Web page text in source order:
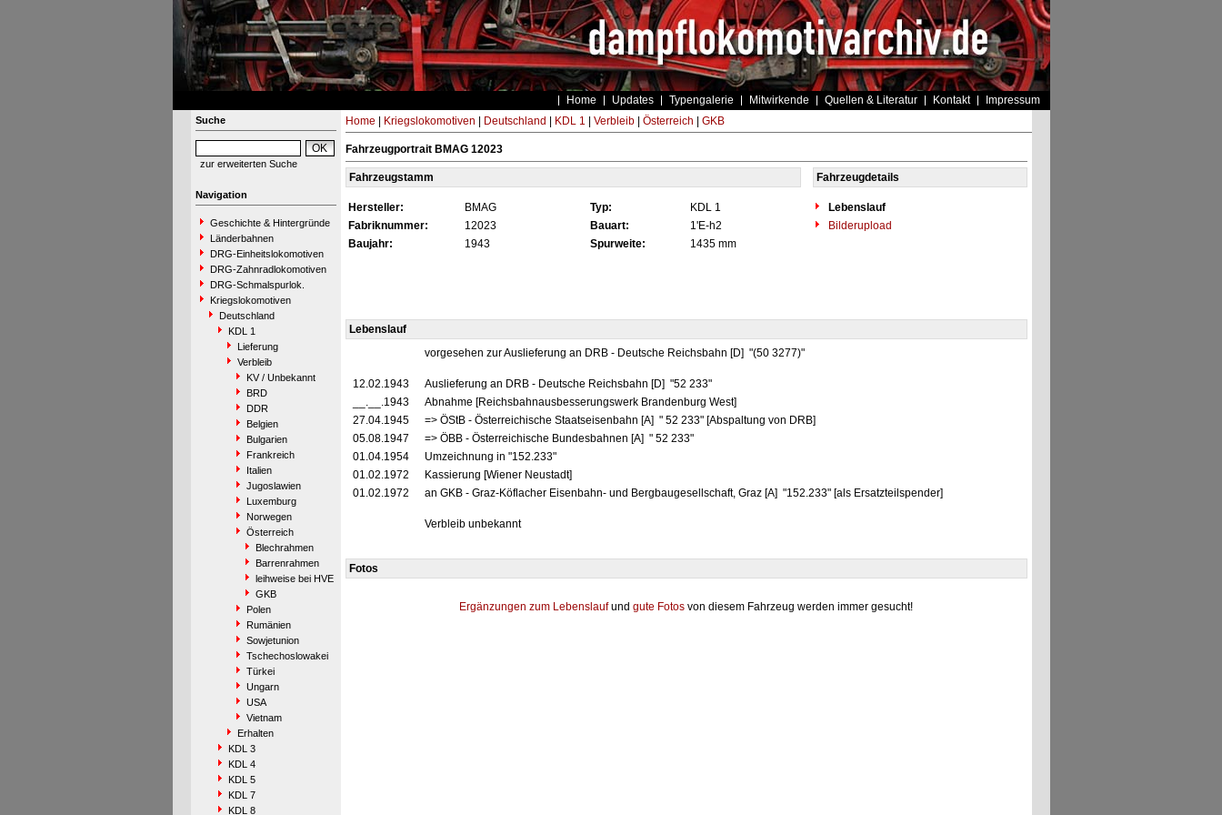
Home Updates Typengalerie Mitwirkende Quellen & Literatur Kontakt Impressum
Suche
zur erweiterten Suche
Navigation
Geschichte & Hintergründe
Länderbahnen
DRG-Einheitslokomotiven
DRG-Zahnradlokomotiven
DRG-Schmalspurlok.
Kriegslokomotiven
Deutschland
KDL 1
Lieferung
Verbleib
KV / Unbekannt
BRD
DDR
Belgien
Bulgarien
Frankreich
Italien
Jugoslawien
Luxemburg
Norwegen
Österreich
Blechrahmen
Barrenrahmen
leihweise bei HVE
GKB
Polen
Rumänien
Sowjetunion
Tschechoslowakei
Türkei
Ungarn
USA
Vietnam
Erhalten
KDL 3
KDL 4
KDL 5
KDL 7
KDL 8
Home Kriegslokomotiven Deutschland KDL 1 Verbleib| Österreich GKB
Fahrzeugportrait BMAG 12023
Fahrzeugstamm Fahrzeugdetails
Hersteller: BMAG Typ: KDL 1
Lebenslauf
Fabriknummer:
12023 Bauart: 1'E-h2
Bilderupload
Baujahr:
1943 Spurweite: 1435 mm
Lebenslauf
vorgesehen zur Auslieferung an DRB - Deutsche Reichsbahn [D] "(50 3277)"
12.02.1943
Auslieferung an DRB - Deutsche Reichsbahn [D] "52 233"
__.__.1943
Abnahme [Reichsbahnausbesserungswerk Brandenburg West]
27.04.1945
=> ÖStB - Österreichische Staatseisenbahn [A] " 52 233" [Abspaltung von DRB]
05.08.1947
=> ÖBB - Österreichische Bundesbahnen [A] " 52 233"
01.04.1954
Umzeichnung in "152.233"
01.02.1972
Kassierung [Wiener Neustadt]
01.02.1972
an GKB - Graz-Köflacher Eisenbahn- und Bergbaugesellschaft, Graz [A] "152.233" [als Ersatzteilspender]
Verbleib unbekannt
Fotos
Ergänzungen zum Lebenslaufund gute Fotos von diesem Fahrzeug werden immer gesucht!